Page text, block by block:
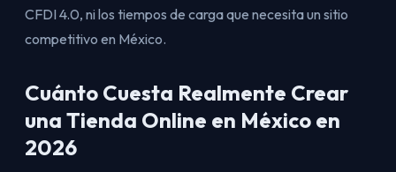
CFDI 4.0, ni los tiempos de carga que necesita un sitio
competitivo en México.
Cuánto Cuesta Realmente Crear
una Tienda Online en México en
2026